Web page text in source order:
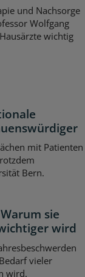
und Nachsorge
Wolfgang
wichtig
mit Patienten
Bern.
sie
wird
vieler
wird.